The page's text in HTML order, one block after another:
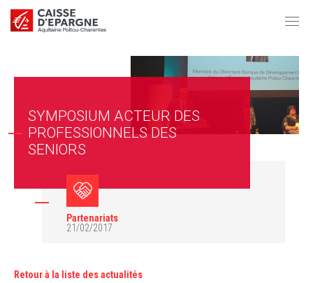
SYMPOSIUM ACTEUR DES
PROFESSIONNELS DES
SENIORS
Partenariats
21/02/2017
Retour à la liste des actualités